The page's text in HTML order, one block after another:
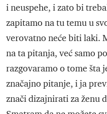
i neuspehe, i zato bi
zapitamo na tu temu u
verovatno neće biti laki.
na ta pitanja, već samo
razgovaramo o tome šta
značajno pitanje, i ja
znači dizajnirati za ženu